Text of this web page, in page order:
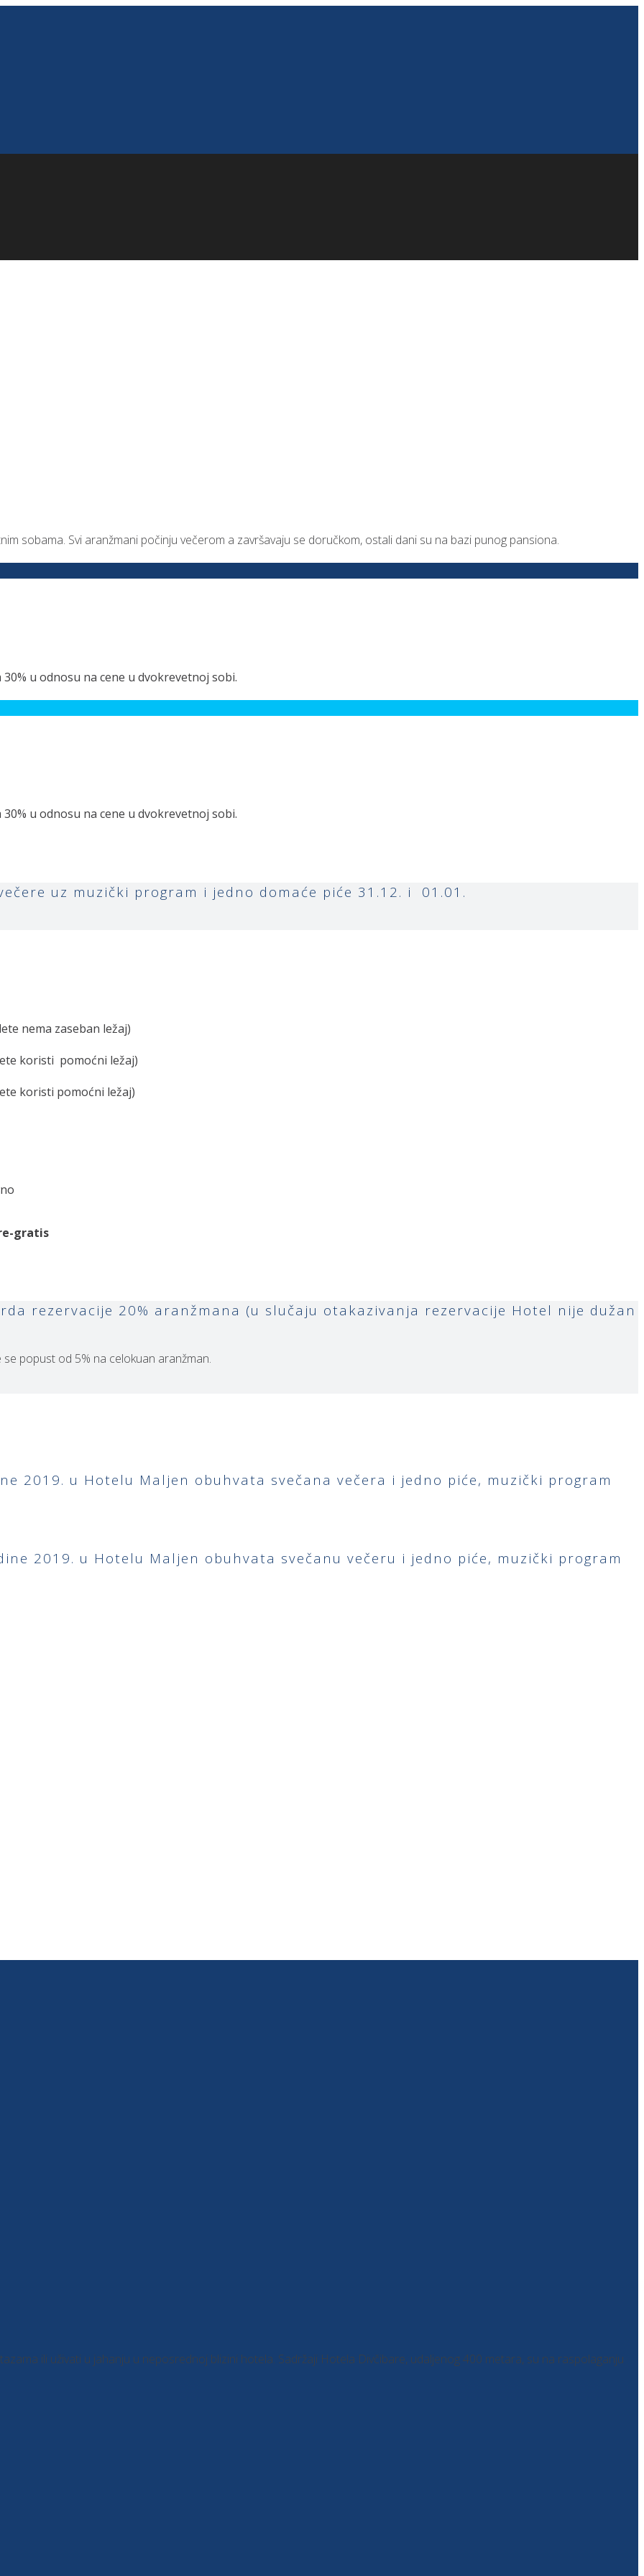
sobama. Svi aranžmani počinju večerom a završavaju se doručkom, ostali dani su na bazi punog pansiona.
u odnosu na cene u dvokrevetnoj sobi.
u odnosu na cene u dvokrevetnoj sobi.
uz muzički program i jedno domaće piće 31.12. i 01.01.
nema zaseban ležaj)
koristi pomoćni ležaj)
koristi pomoćni ležaj)
gratis
rezervacije 20% aranžmana (u slučaju otakazivanja rezervacije Hotel nije dužan
popust od 5% na celokuan aranžman.
2019. u Hotelu Maljen obuhvata svečana večera i jedno piće, muzički program
2019. u Hotelu Maljen obuhvata svečanu večeru i jedno piće, muzički program
ili uživati u jahanju u neposrednoj blizini hotela. Sadržaji Hotela Divčibare, udaljenog 400 metara, su na raspolaganju